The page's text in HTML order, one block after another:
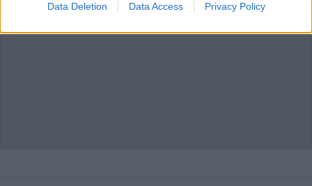
Data Deletion Data Access Privacy Policy